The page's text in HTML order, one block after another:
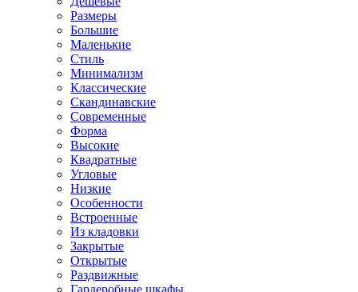
Размеры
Большие
Маленькие
Стиль
Минимализм
Классические
Скандинавские
Современные
Форма
Высокие
Квадратные
Угловые
Низкие
Особенности
Встроенные
Из кладовки
Закрытые
Открытые
Раздвижные
Гардеробные шкафы